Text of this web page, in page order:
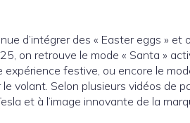
d’intégrer des « Easter eggs »
on retrouve le mode « Santa »
festive, ou encore le
volant. Selon plusieurs vidéos de
et à l’image innovante de la